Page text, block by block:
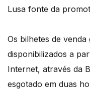
Lusa fonte da
Os bilhetes de
disponibilizados a
Internet, através da
esgotado em duas